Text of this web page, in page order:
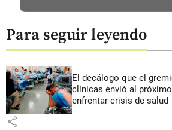
Para seguir leyendo
El decálogo que el
clínicas envió al
enfrentar crisis de salud
share